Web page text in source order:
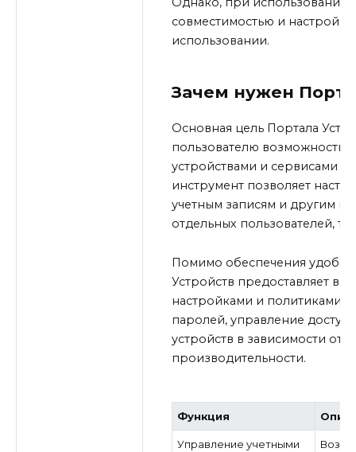
совместимостью и
использовании.
Зачем нужен
Основная цель Портала
пользователю возможности
устройствами и сервисами
инструмент позволяет
учетным записям и другим
отдельных пользователей,
Помимо обеспечения
Устройств предоставляет
настройками и политиками
паролей, управление
устройств в зависимости от
производительности.
Функция
Управление учетными